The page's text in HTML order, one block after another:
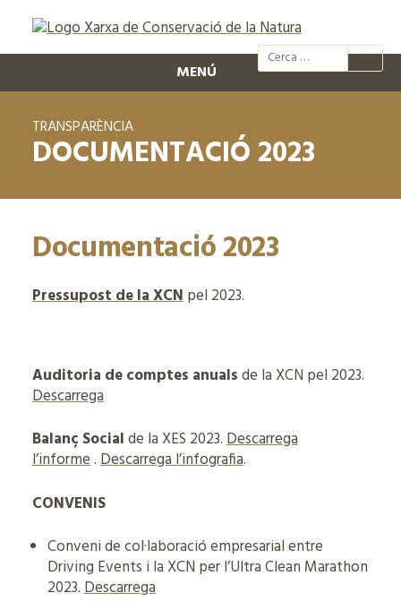
@xcn.cat
MENÚ
TRANSPARÈNCIA
DOCUMENTACIÓ 2023
Documentació 2023
Pressupost de la XCNpel 2023.
Auditoria de comptes anualsde la XCN pel 2023.
Descarrega
Balanç Socialde la XES 2023.Descarrega
l’informe.Descarrega l’infografia.
CONVENIS
Conveni de col·laboració empresarial entre
Driving Events i la XCN per l’Ultra Clean Marathon
2023.Descarrega